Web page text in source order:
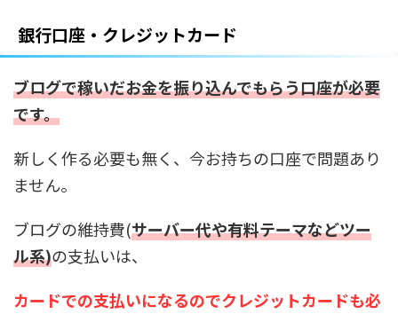
銀行口座・クレジットカード
ブログで稼いだお金を振り込んでもらう口座が必要
です。
新しく作る必要も無く、今お持ちの口座で問題あり
ません。
ブログの維持費(サーバー代や有料テーマなどツー
ル系)の支払いは、
カードでの支払いになるのでクレジットカードも必